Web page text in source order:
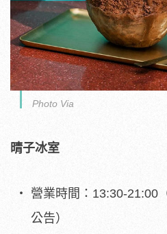
Photo Via
晴子冰室
營業時間：13:30-21:00
公告）